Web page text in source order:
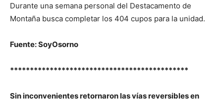
Durante una semana personal del Destacamento de
Montaña busca completar los 404 cupos para la unidad.
Fuente: SoyOsorno
*********************************************
Sin inconvenientes retornaron las vías reversibles en